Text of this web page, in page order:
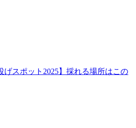
げスポット2025】採れる場所はこの